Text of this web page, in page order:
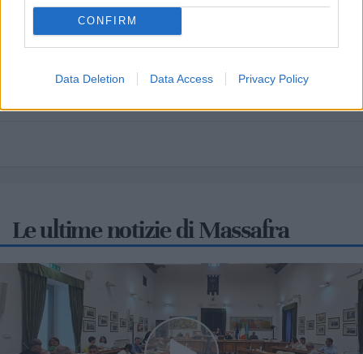
CONFIRM
Data Deletion Data Access Privacy Policy
Cia Agricoltori Italiani | Puglia - Area Due
Mari
Scopri tutte le notizie, gli eventi e la Web TV di Cia Puglia - Area
Le ultime notizie di Massafra